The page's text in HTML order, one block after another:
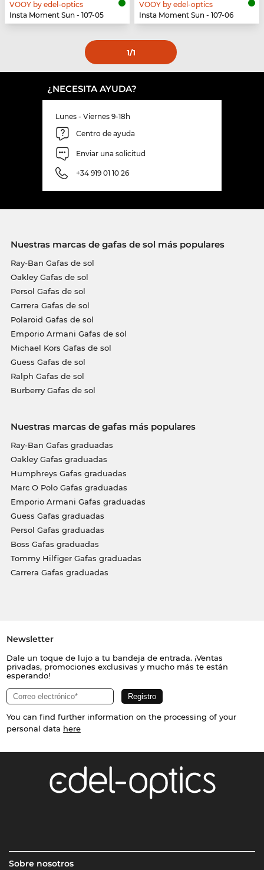
VOOY by edel-optics
Insta Moment Sun - 107-05
VOOY by edel-optics
Insta Moment Sun - 107-06
1/1
¿NECESITA AYUDA?
Lunes - Viernes 9-18h
Centro de ayuda
Enviar una solicitud
+34 919 01 10 26
Nuestras marcas de gafas de sol más populares
Ray-Ban Gafas de sol
Oakley Gafas de sol
Persol Gafas de sol
Carrera Gafas de sol
Polaroid Gafas de sol
Emporio Armani Gafas de sol
Michael Kors Gafas de sol
Guess Gafas de sol
Ralph Gafas de sol
Burberry Gafas de sol
Nuestras marcas de gafas más populares
Ray-Ban Gafas graduadas
Oakley Gafas graduadas
Humphreys Gafas graduadas
Marc O Polo Gafas graduadas
Emporio Armani Gafas graduadas
Guess Gafas graduadas
Persol Gafas graduadas
Boss Gafas graduadas
Tommy Hilfiger Gafas graduadas
Carrera Gafas graduadas
Newsletter
Dale un toque de lujo a tu bandeja de entrada. ¡Ventas
privadas, promociones exclusivas y mucho más te están
esperando!
You can find further information on the processing of your
personal data here
Sobre nosotros